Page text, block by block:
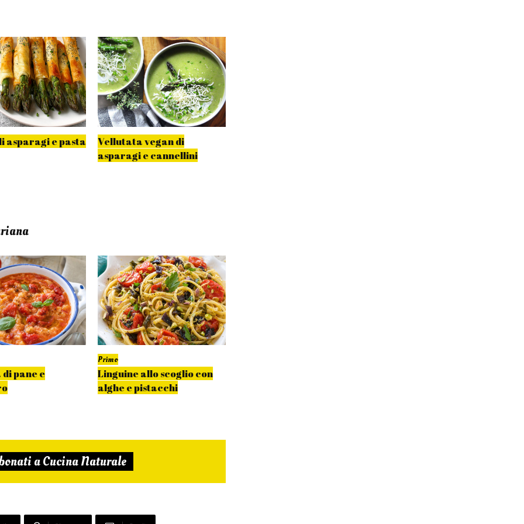
asparagi e pasta
Vellutata vegan di
asparagi e cannellini
pane e
Primo
Linguine allo scoglio con
alghe e pistacchi
a Cucina Naturale